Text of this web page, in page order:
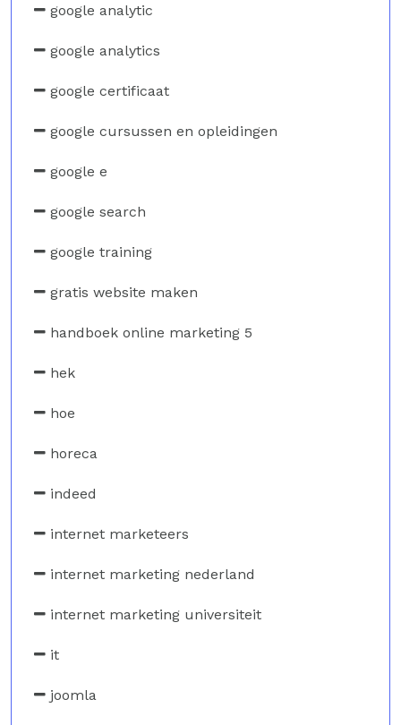
google analytic
google analytics
google certificaat
google cursussen en opleidingen
google e
google search
google training
gratis website maken
handboek online marketing 5
hek
hoe
horeca
indeed
internet marketeers
internet marketing nederland
internet marketing universiteit
it
joomla